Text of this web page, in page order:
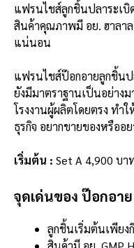
แฟรนไชส์ลูกชิ้นปลาระเบิ
สินค้าคุณภาพมี อย. ฮาลาล
แน่นอน
แฟรนไชส์ป๊อกอายลูกชิ้นป
ยังมีมาตราฐานเป็นอย่าง
โรงงานผู้ผลิตโดยตรง ทำ
ธุรกิจ อยากขายของหรืออ
เริ่มต้น : Set A 4,900 บา
จุดเด่นของ ป๊อกอา
ลูกชิ้นเริ่มต้นเพียง